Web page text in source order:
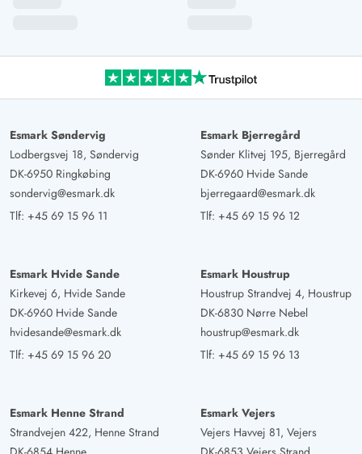
Esmark Søndervig
Lodbergsvej 18, Søndervig
DK-6950 Ringkøbing
sondervig@esmark.dk
Tlf: +45 69 15 96 11
Esmark Bjerregård
Sønder Klitvej 195, Bjerregård
DK-6960 Hvide Sande
bjerregaard@esmark.dk
Tlf: +45 69 15 96 12
Esmark Hvide Sande
Kirkevej 6, Hvide Sande
DK-6960 Hvide Sande
hvidesande@esmark.dk
Tlf: +45 69 15 96 20
Esmark Houstrup
Houstrup Strandvej 4, Houstrup
DK-6830 Nørre Nebel
houstrup@esmark.dk
Tlf: +45 69 15 96 13
Esmark Henne Strand
Strandvejen 422, Henne Strand
Esmark Vejers
Vejers Havvej 81, Vejers